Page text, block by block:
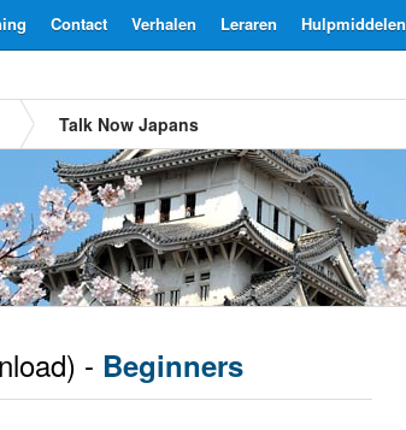
Hulpmiddelen
Leraren
Verhalen
Contact
Talk Now Japans
- Beginners